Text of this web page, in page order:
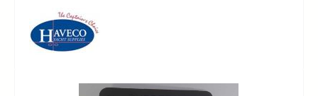
Bildergalerie überspringen